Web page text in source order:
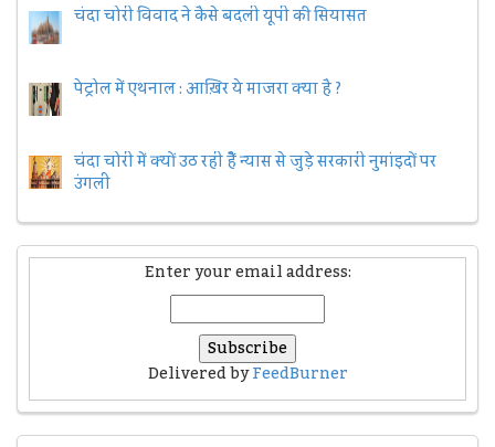
चंदा चोरी विवाद ने कैसे बदली यूपी की सियासत
पेट्रोल में एथनाल : आख़िर ये माजरा क्या है ?
चंदा चोरी में क्यों उठ रही हैैं न्यास से जुड़े सरकारी नुमांइदों पर
उंगली
Enter your email address:
Delivered byFeedBurner